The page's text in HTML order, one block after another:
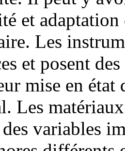
et
Les
et posent
mise en état
Les
variables